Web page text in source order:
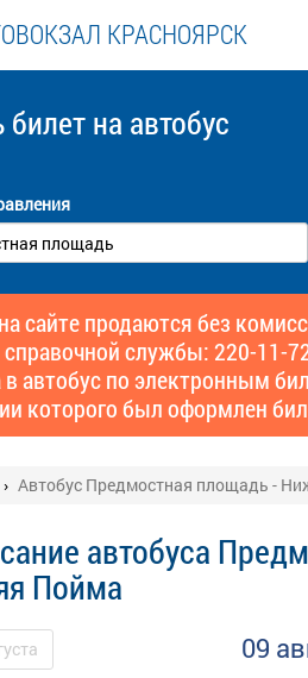
КРАСНОЯРСК
билет на автобус
сайте продаются без
службы: 220-11-
автобус по электронным
которого был оформлен
Автобус Предмостная площадь -
автобуса
Пойма
09